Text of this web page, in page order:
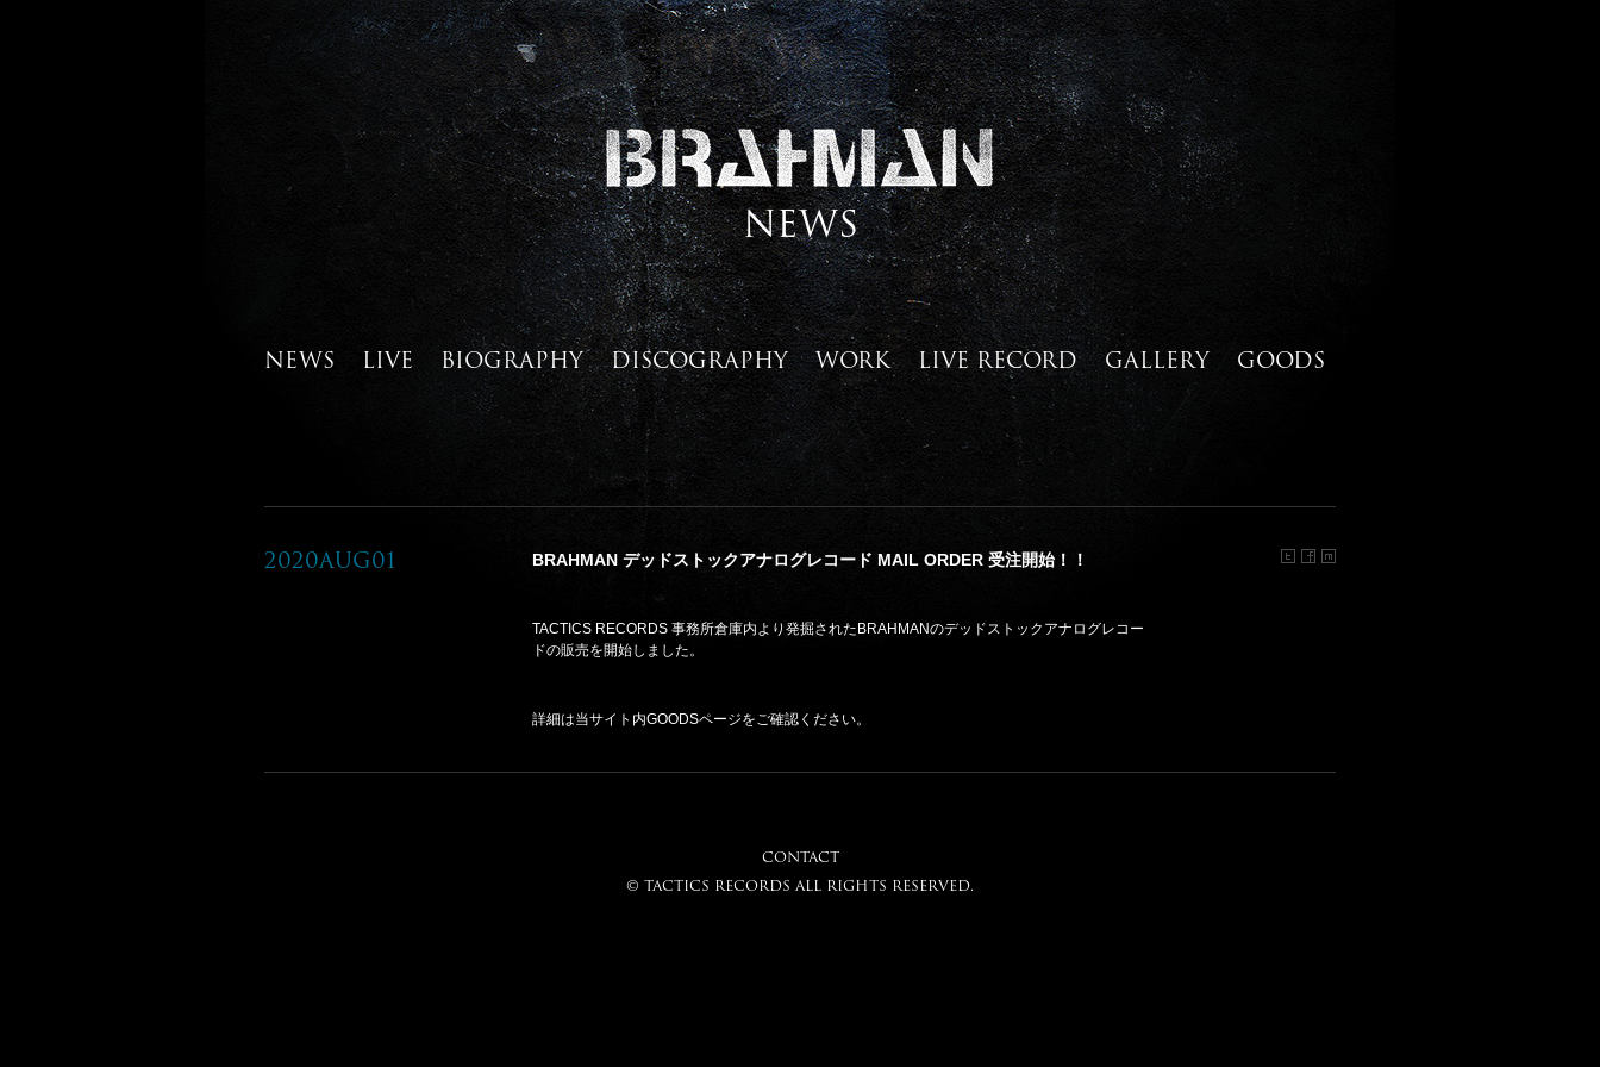
NEWS
NEWS LIVE BIOGRAPHY DISCOGRAPHY WORK LIVE RECORD GALLERY GOODS
2020Aug01 BRAHMAN デッドストックアナログレコード MAIL ORDER 受注開始！！
TACTICS RECORDS 事務所倉庫内より発掘されたBRAHMANのデッドストックアナログレコー
ドの販売を開始しました。
詳細は当サイト内GOODSページをご確認ください。
CONTACT
© tactics records all rights reserved.